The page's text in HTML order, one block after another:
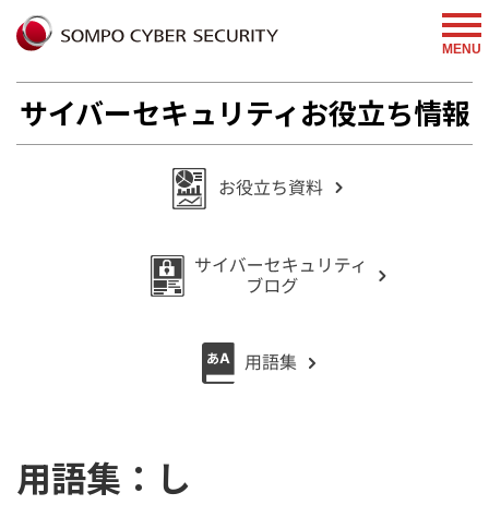
MENU
サイバーセキュリティお役立ち情報
用語集：し